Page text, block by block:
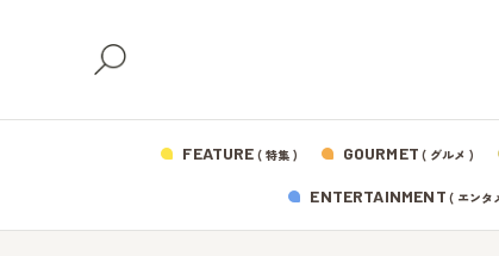
FEATURE ( 特集 ) GOURMET ( グルメ )
ENTERTAINMENT ( エンタ